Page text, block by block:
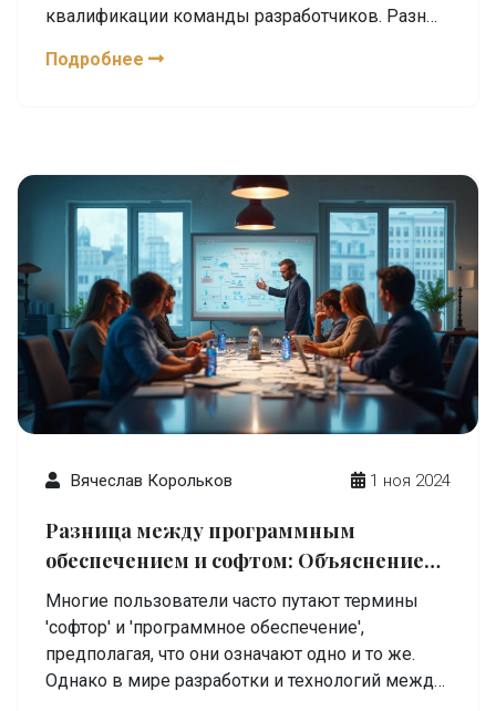
квалификации команды разработчиков. Разные
роль в формировании конечной цены. В статье
заказчикам, так и разработчикам более точно
оценивать финансовую сторону проектов.
Подробнее
Вячеслав Корольков 1 ноя 2024
Разница между программным
обеспечением и софтом: Объяснение
на простом языке
Многие пользователи часто путают термины
'софтор' и 'программное обеспечение',
предполагая, что они означают одно и то же.
Однако в мире разработки и технологий между